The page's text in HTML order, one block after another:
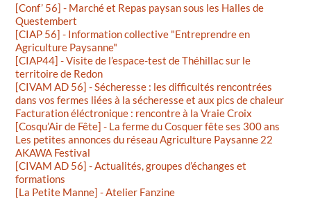
[Conf’ 56] - Marché et Repas paysan sous les Halles de
Questembert
[CIAP 56] - Information collective "Entreprendre en
Agriculture Paysanne"
[CIAP44] - Visite de l’espace-test de Théhillac sur le
territoire de Redon
[CIVAM AD 56] - Sécheresse : les difficultés rencontrées
dans vos fermes liées à la sécheresse et aux pics de chaleur
Facturation éléctronique : rencontre à la Vraie Croix
[Cosqu’Air de Fête] - La ferme du Cosquer fête ses 300 ans
Les petites annonces du réseau Agriculture Paysanne 22
AKAWA Festival
[CIVAM AD 56] - Actualités, groupes d’échanges et
formations
[La Petite Manne] - Atelier Fanzine